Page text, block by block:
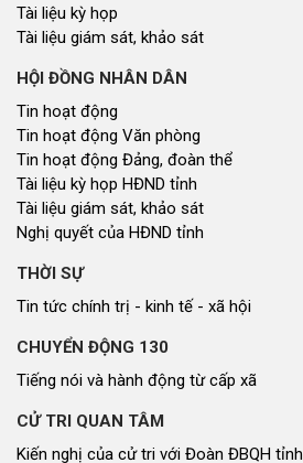
Tài liệu kỳ họp
Tài liệu giám sát, khảo sát
HỘI ĐỒNG NHÂN DÂN
Tin hoạt động
Tin hoạt động Văn phòng
Tin hoạt động Đảng, đoàn thể
Tài liệu kỳ họp HĐND tỉnh
Tài liệu giám sát, khảo sát
Nghị quyết của HĐND tỉnh
THỜI SỰ
Tin tức chính trị - kinh tế - xã hội
CHUYỂN ĐỘNG 130
Tiếng nói và hành động từ cấp xã
CỬ TRI QUAN TÂM
Kiến nghị của cử tri với Đoàn ĐBQH tỉnh